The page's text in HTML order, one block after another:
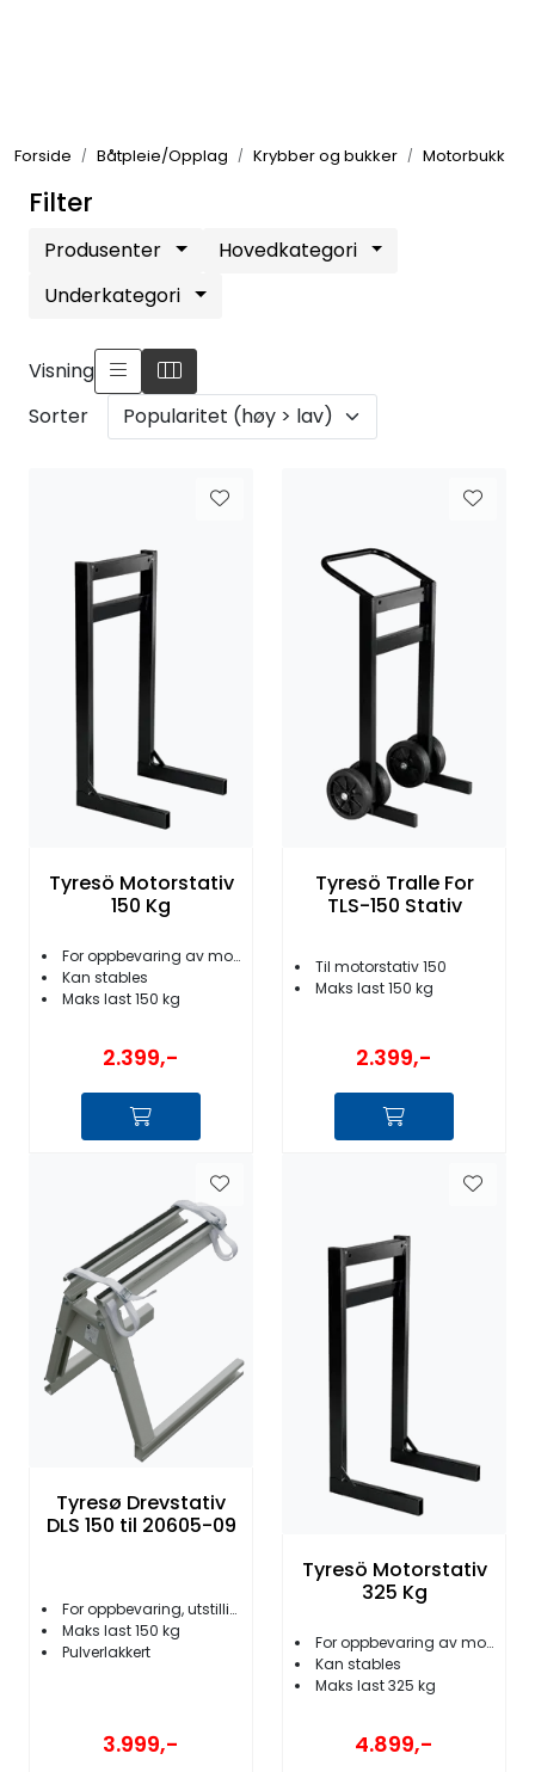
Forside Båtpleie/Opplag Krybber og bukker Motorbukk
Filter
Produsenter
Hovedkategori
Underkategori
Visning
Sorter
Tyresö Motorstativ
150 Kg
For oppbevaring av motor
Kan stables
Maks last 150 kg
2.399,-
Tyresö Tralle For
TLS-150 Stativ
Til motorstativ 150
Maks last 150 kg
2.399,-
Tyresø Drevstativ
DLS 150 til 20605-09
For oppbevaring, utstilling og service
Maks last 150 kg
Pulverlakkert
3.999,-
Tyresö Motorstativ
325 Kg
For oppbevaring av motor
Kan stables
Maks last 325 kg
4.899,-
Elektrisk
Bygg/Innredning
VVS
Fritid/Sikkerhet
Båtpleie/Opplag
Nyheter